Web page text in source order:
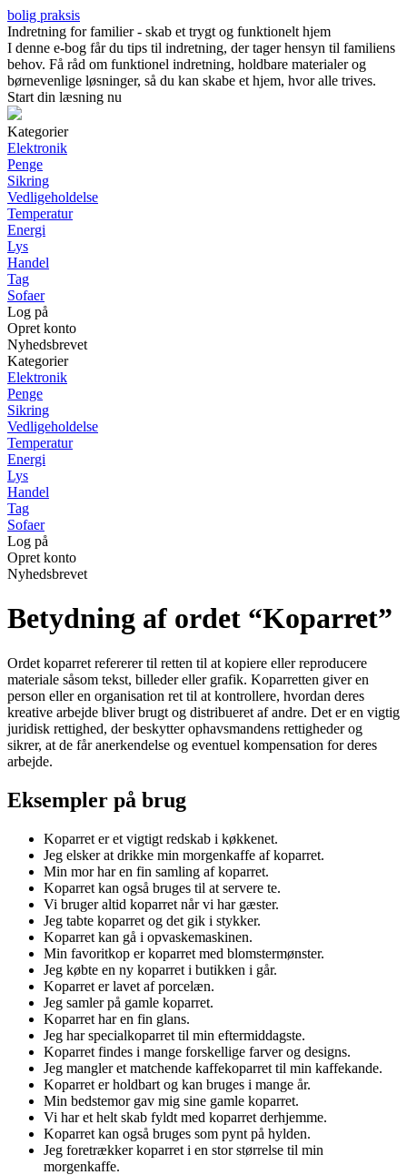
bolig praksis
Indretning for familier - skab et trygt og funktionelt hjem
I denne e-bog får du tips til indretning, der tager hensyn til familiens
behov. Få råd om funktionel indretning, holdbare materialer og
børnevenlige løsninger, så du kan skabe et hjem, hvor alle trives.
Start din læsning nu
Kategorier
Elektronik
Penge
Sikring
Vedligeholdelse
Temperatur
Energi
Lys
Handel
Tag
Sofaer
Log på
Opret konto
Nyhedsbrevet
Kategorier
Elektronik
Penge
Sikring
Vedligeholdelse
Temperatur
Energi
Lys
Handel
Tag
Sofaer
Log på
Opret konto
Nyhedsbrevet
Betydning af ordet “Koparret”
Ordet koparret refererer til retten til at kopiere eller reproducere
materiale såsom tekst, billeder eller grafik. Koparretten giver en
person eller en organisation ret til at kontrollere, hvordan deres
kreative arbejde bliver brugt og distribueret af andre. Det er en vigtig
juridisk rettighed, der beskytter ophavsmandens rettigheder og
sikrer, at de får anerkendelse og eventuel kompensation for deres
arbejde.
Eksempler på brug
Koparret er et vigtigt redskab i køkkenet.
Jeg elsker at drikke min morgenkaffe af koparret.
Min mor har en fin samling af koparret.
Koparret kan også bruges til at servere te.
Vi bruger altid koparret når vi har gæster.
Jeg tabte koparret og det gik i stykker.
Koparret kan gå i opvaskemaskinen.
Min favoritkop er koparret med blomstermønster.
Jeg købte en ny koparret i butikken i går.
Koparret er lavet af porcelæn.
Jeg samler på gamle koparret.
Koparret har en fin glans.
Jeg har specialkoparret til min eftermiddagste.
Koparret findes i mange forskellige farver og designs.
Jeg mangler et matchende kaffekoparret til min kaffekande.
Koparret er holdbart og kan bruges i mange år.
Min bedstemor gav mig sine gamle koparret.
Vi har et helt skab fyldt med koparret derhjemme.
Koparret kan også bruges som pynt på hylden.
Jeg foretrækker koparret i en stor størrelse til min
morgenkaffe.